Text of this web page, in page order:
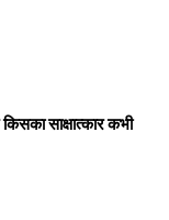
साक्षात्कार कभी